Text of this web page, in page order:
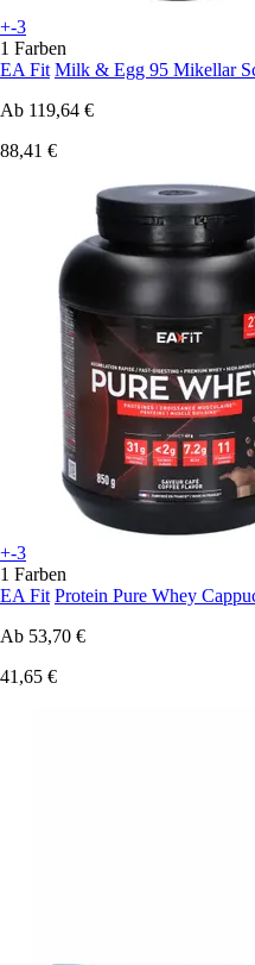
+-3
1 Farben
EA Fit Milk & Egg 95 Mikellar
Ab 119,64 €
88,41 €
+-3
1 Farben
EA Fit Protein Pure Whey
Ab 53,70 €
41,65 €